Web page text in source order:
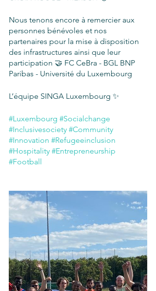
Nous tenons encore à remercier aux
personnes bénévoles et nos
partenaires pour la mise à disposition
des infrastructures ainsi que leur
participation 🤝 FC CeBra - BGL BNP
Paribas - Université du Luxembourg
L’équipe SINGA Luxembourg ✨
#Luxembourg #Socialchange
#Inclusivesociety #Community
#Innovation #Refugeeinclusion
#Hospitality #Entrepreneurship
#Football